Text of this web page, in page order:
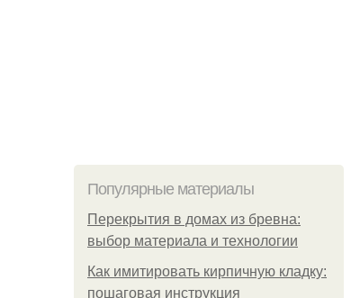
Популярные материалы
Перекрытия в домах из бревна:
выбор материала и технологии
Как имитировать кирпичную кладку:
пошаговая инструкция